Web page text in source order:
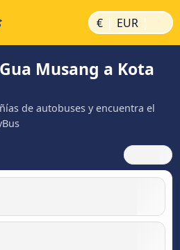
€ | EUR |
Musang a Kota
de autobuses y encuentra el